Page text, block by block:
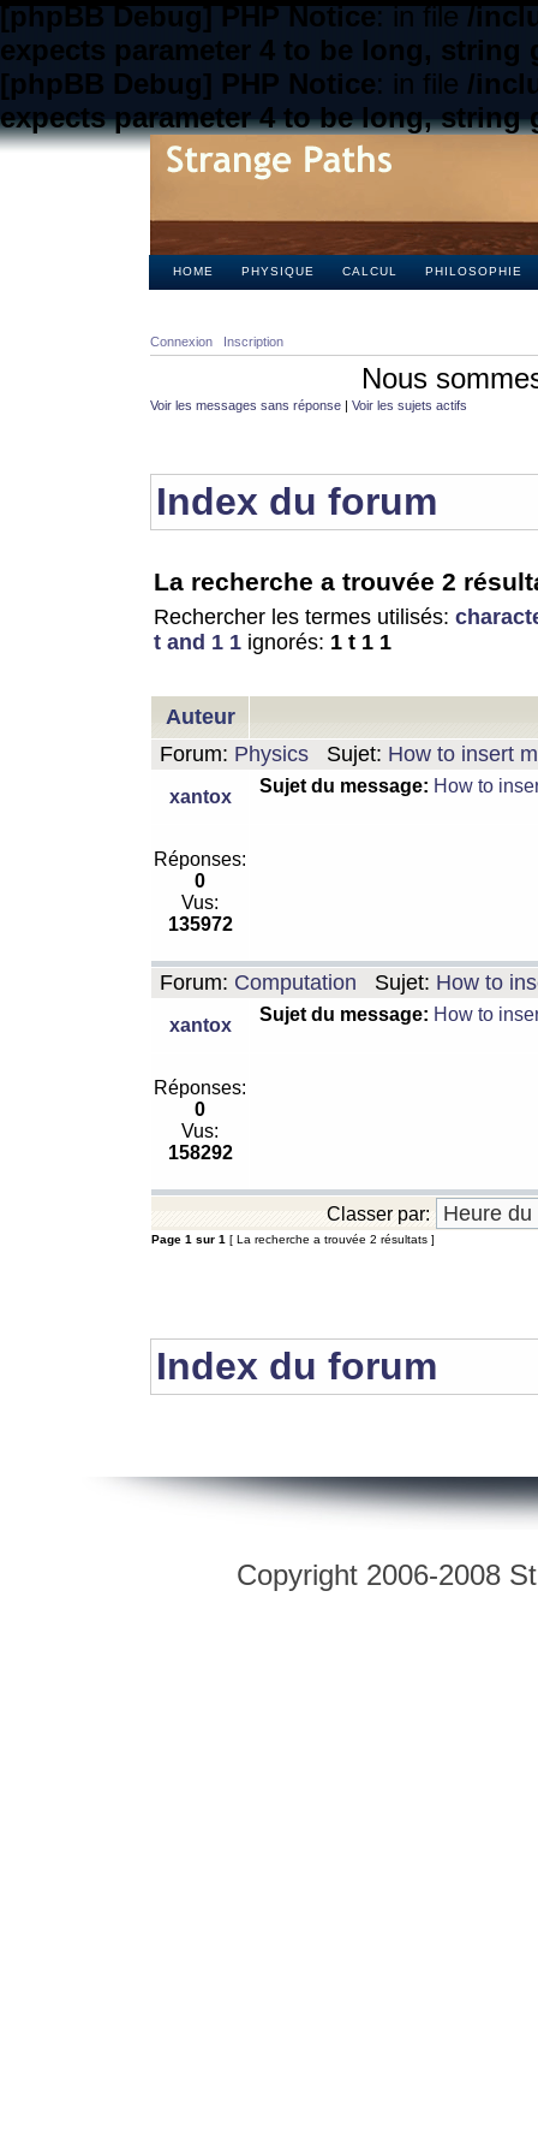
[phpBB Debug] PHP Notice: in file/
expects parameter 4 to be long, string
[phpBB Debug] PHP Notice: in file /
expects parameter 4 to be long, string
HOME PHYSIQUE CALCUL PHILOSOPHIE
Connexion Inscription
Nous
Voir les messages sans réponse | Voir les sujets actifs
Index du forum
La recherche a trouvée 2
Rechercher les termes utilisés:
t and 1 1 ignorés: 1 t 1 1
Auteur
Forum: Physics Sujet: How to insert
xantox
Sujet du message: How to
Réponses:
0
Vus:
135972
Forum: Computation Sujet: How to
xantox
Sujet du message: How to
Réponses:
0
Vus:
158292
Classer par:
Page 1 sur 1 [ La recherche a trouvée 2 résultats ]
Index du forum
Copyright 2006-2008